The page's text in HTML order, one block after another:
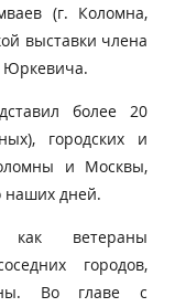
(г. Коломна,
выставки члена
Юркевича.
более 20
городских и
и Москвы,
наших дней.
как ветераны
городов,
Во главе с